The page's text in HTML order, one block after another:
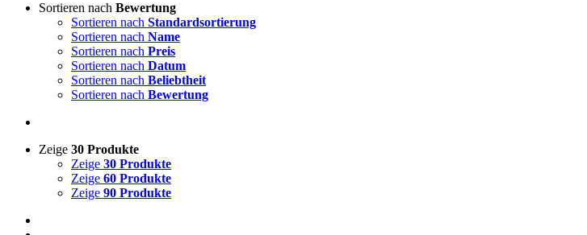
Sortieren nach Bewertung
Sortieren nach Standardsortierung
Sortieren nach Name
Sortieren nach Preis
Sortieren nach Datum
Sortieren nach Beliebtheit
Sortieren nach Bewertung
Zeige 30 Produkte
Zeige 30 Produkte
Zeige 60 Produkte
Zeige 90 Produkte